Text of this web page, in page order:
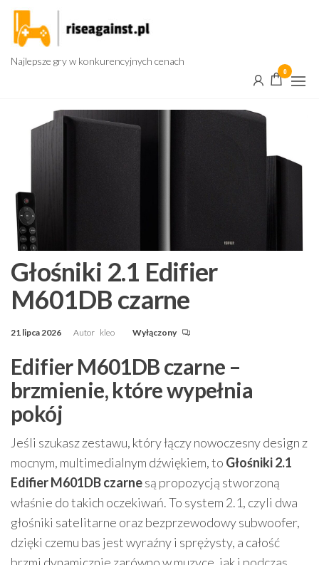
Przejdź
treści
Najlepsze gry w konkurencyjnych cenach
0
Głośniki 2.1 Edifier
M601DB czarne
21 lipca 2026 Autor kleo Wyłączony
Edifier M601DB czarne –
brzmienie, które wypełnia
pokój
Jeśli szukasz zestawu, który łączy nowoczesny design z
mocnym, multimedialnym dźwiękiem, to Głośniki 2.1
Edifier M601DB czarnesą propozycją stworzoną
właśnie do takich oczekiwań. To system 2.1, czyli dwa
głośniki satelitarne oraz bezprzewodowy subwoofer,
dzięki czemu bas jest wyraźny i sprężysty, a całość